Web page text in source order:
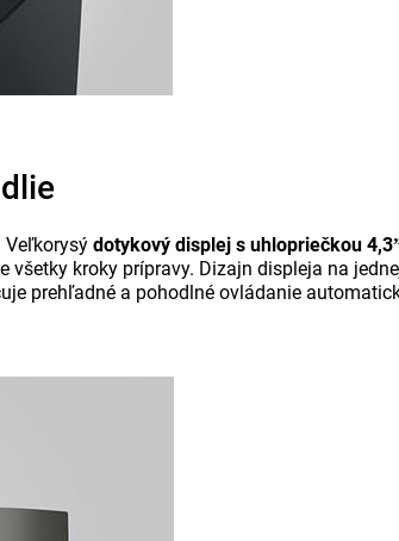
Veľkorysý dotykový displej s uhlopriečkou
kroky prípravy. Dizajn displeja na
prehľadné a pohodlné ovládanie